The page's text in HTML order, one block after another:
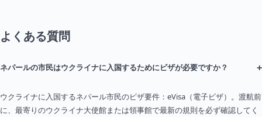
よくある質問
ネパールの市民はウクライナに入国するためにビザが必要ですか？ +
ウクライナに入国するネパール市民のビザ要件：eVisa（電子ビザ）。渡航前
に、最寄りのウクライナ大使館または領事館で最新の規則を必ず確認してく